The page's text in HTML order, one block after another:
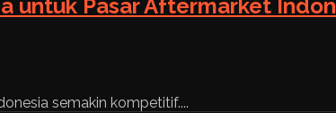
untuk Pasar Aftermarket
semakin kompetitif....